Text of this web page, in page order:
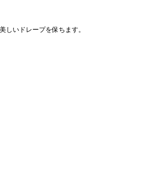
いドレープを保ちます。